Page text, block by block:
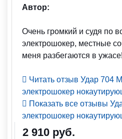
Автор:
Очень громкий и судя по
электрошокер, местные
меня разбегаются в
Читать отзыв Удар 704
электрошокер
Показать все отзывы
электрошокер
2 910 руб.